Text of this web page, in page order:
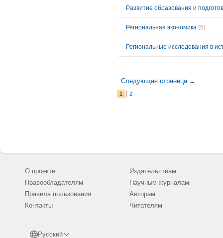
Развитие образования и
Региональная экономика (5)
Региональные исследования в
Следующая страница →
1 2
О проекте
Правообладателям
Правила пользования
Контакты
Русский
Издательствам
Научным журналам
Авторам
Читателям